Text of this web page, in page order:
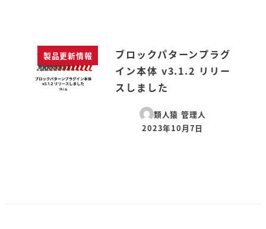
製品更新情報
ブロックパターンプラグ
イン本体 v3.1.2 リリー
スしました
類人猿 管理人
投稿日
2023年10月7日